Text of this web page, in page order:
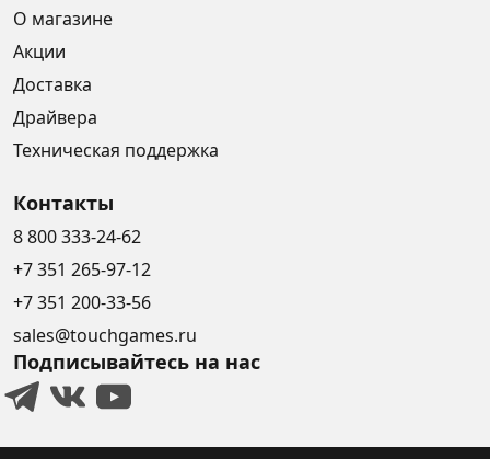
О магазине
Акции
Доставка
Драйвера
Техническая поддержка
Контакты
8 800 333-24-62
+7 351 265-97-12
+7 351 200-33-56
sales@touchgames.ru
Подписывайтесь на нас